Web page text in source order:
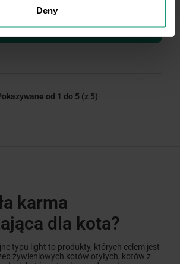
Deny
się, aby zobaczyć ceny
od 1 do 5 (z 5)
karma
dla kota?
typu light to produkty, których celem jest
żywieniowych kotów otyłych, kotów z